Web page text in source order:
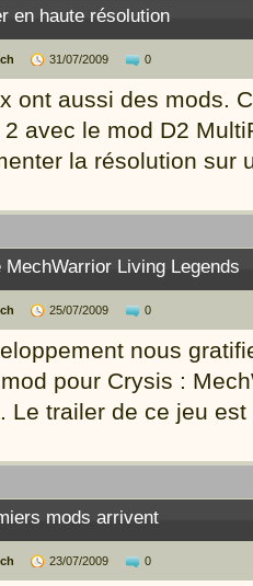
en haute résolution
31/07/2009 0
ont aussi des mods.
avec le mod D2
la résolution sur
Living Legends
25/07/2009 0
nous
pour Crysis :
Le trailer de ce jeu est
mods arrivent
23/07/2009 0